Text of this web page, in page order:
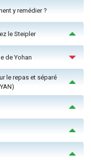
y remédier ?
le Steipler
de Yohan
le repas et séparé